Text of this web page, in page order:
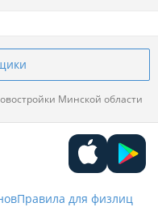
Минской области
Правила для физлиц